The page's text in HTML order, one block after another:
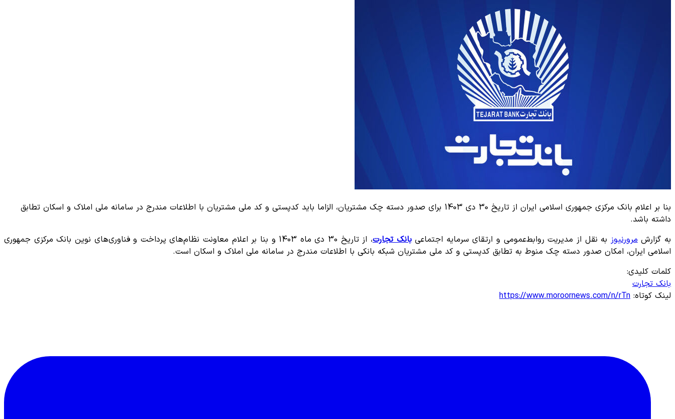
بنا بر اعلام بانک مرکزی جمهوری اسلامی ایران از تاریخ 30 دی 1403 برای صدور دسته چک مشتریان، الزاما باید کدپستی و کد ملی مشتریان با اطلاعات مندرج در سامانه ملی املاک و اسکان تطابق
داشته باشد.
به گزارشمرورنیوزبه نقل از مدیریت روابط‌عمومی و ارتقای سرمایه اجتماعیبانک تجارت
، از تاریخ 30 دی ماه 1403 و بنا بر اعلام معاونت نظام‌های پرداخت و فناوری‌های نوین بانک مرکزی جمهوری
اسلامی ایران، امکان صدور دسته چک منوط به تطابق کدپستی و کد ملی مشتریان شبکه بانکی با اطلاعات مندرج در سامانه ملی املاک و اسکان است.
کلمات کلیدی:
بانک تجارت
لینک کوتاه: https://www.moroornews.com/n/rTn